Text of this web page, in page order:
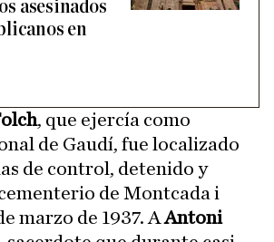
asesinados
en
, que ejercía como
de Gaudí, fue localizado
de control, detenido y
de Montcada i
marzo de 1937. AAntoni